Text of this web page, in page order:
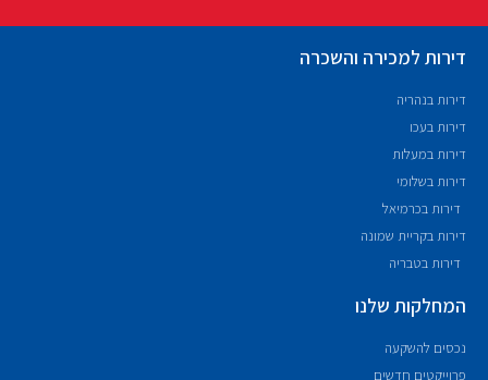
דירות למכירה והשכרה
דירות בנהריה
דירות בעכו
דירות במעלות
דירות בשלומי
דירות בכרמיאל
דירות בקריית שמונה
דירות בטבריה
המחלקות שלנו
נכסים להשקעה
פרוייקטים חדשים